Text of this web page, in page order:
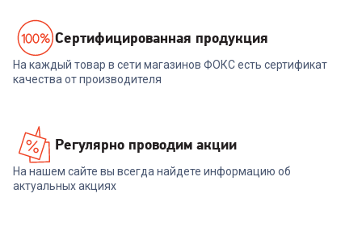
Cертифицированная продукция
На каждый товар в сети магазинов ФОКС есть сертификат
качества от производителя
Регулярно проводим акции
На нашем сайте вы всегда найдете информацию об
актуальных акциях